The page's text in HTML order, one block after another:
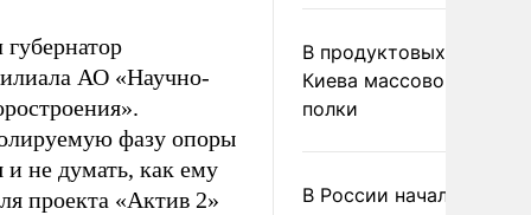
АО «Научно-
фазу опоры
и не думать, как ему
проекта «Актив 2»
В продуктовых
Киева массово
полки
В России начали